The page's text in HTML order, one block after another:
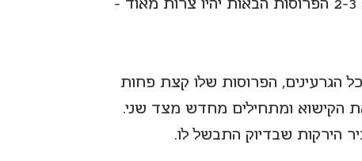
הגרעינים, הפרוסות שלו קצת פחות
הקישוא ומתחילים מחדש מצד שני.
הירקות שבדיוק התבשל לו.